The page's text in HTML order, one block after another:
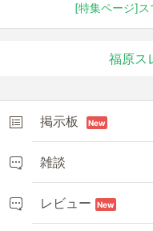
[特集ページ]ス
福原ス
掲示板 New
雑談
レビュー New